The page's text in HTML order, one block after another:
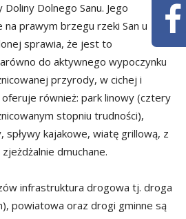
Dolnego Sanu. Jego
prawym brzegu rzeki San u
sprawia, że jest to
do aktywnego wypoczynku
przyrody, w cichej i
oferuje również: park linowy (cztery
stopniu trudności),
kajakowe, wiatę grillową, z
dmuchane.
infrastruktura drogowa tj. droga
powiatowa oraz drogi gminne są